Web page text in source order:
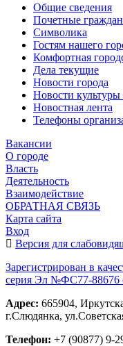
Общие сведения
Почетные
Символика
Гостям нашего
Комфортная
Дела текущие
Новости города
Новости культуры
Новостная лента
Телефоны
Вакансии
О городе
Власть
Деятельность
Взаимодействие
ОБРАТНАЯ СВЯЗЬ
Карта сайта
Вход
Версия для
Зарегистрирован в
серия Эл №ФС77-88676
Адрес: 665904,
г.Слюдянка,
Телефон: +7 (90877) 9-